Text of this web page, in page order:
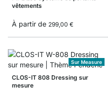
vêtements
À partir de 299,00 €
Sur Measure
CLOS-IT 808 Dressing sur
mesure